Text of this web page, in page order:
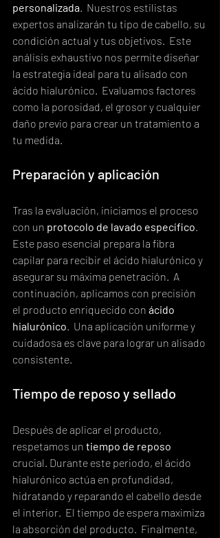
personalizada.  Nuestros estilistas
expertos analizarán tu tipo de cabello, su
condición actual y tus objetivos.  Este
análisis exhaustivo nos permite diseñar
la estrategia ideal para tu alisado con
ácido hialurónico.  Evaluamos factores
como la porosidad, el grosor y cualquier
daño previo para crear un tratamiento a
tu medida.
Preparación y aplicación
Tras la evaluación, iniciamos el proceso
con un protocolo de lavado específico.
Este paso esencial prepara la fibra
capilar para recibir el ácido hialurónico y
asegurar su máxima penetración.  A
continuación, aplicamos con precisión
el producto enriquecido con ácido
hialurónico.  Una aplicación uniforme y
cuidadosa es clave para lograr un alisado
consistente.
Tiempo de reposo y sellado
Después de aplicar el producto,
respetamos un tiempo de reposo
crucial. Durante este periodo, el ácido
hialurónico actúa en profundidad,
hidratando y reparando el cabello desde
el interior.  El tiempo de espera maximiza
la absorción del producto.  Finalmente,